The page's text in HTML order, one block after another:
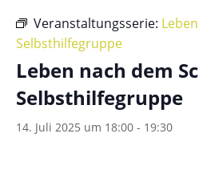
Veranstaltungsserie:
Selbsthilfegruppe
Leben nach dem
Selbsthilfegruppe
14. Juli 2025 um 18:00 - 19:30